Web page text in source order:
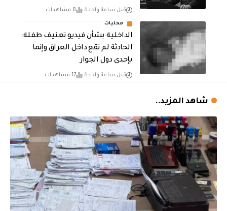
قبل ساعة واحدة 8 مشاهدات
محليات
الداخلية بشأن فيديو تعنيف طفلة:
الحادثة لم تقع داخل العراق وإنما
بإحدى دول الجوار
قبل ساعة واحدة 17 مشاهدات
شاهد المزيد..